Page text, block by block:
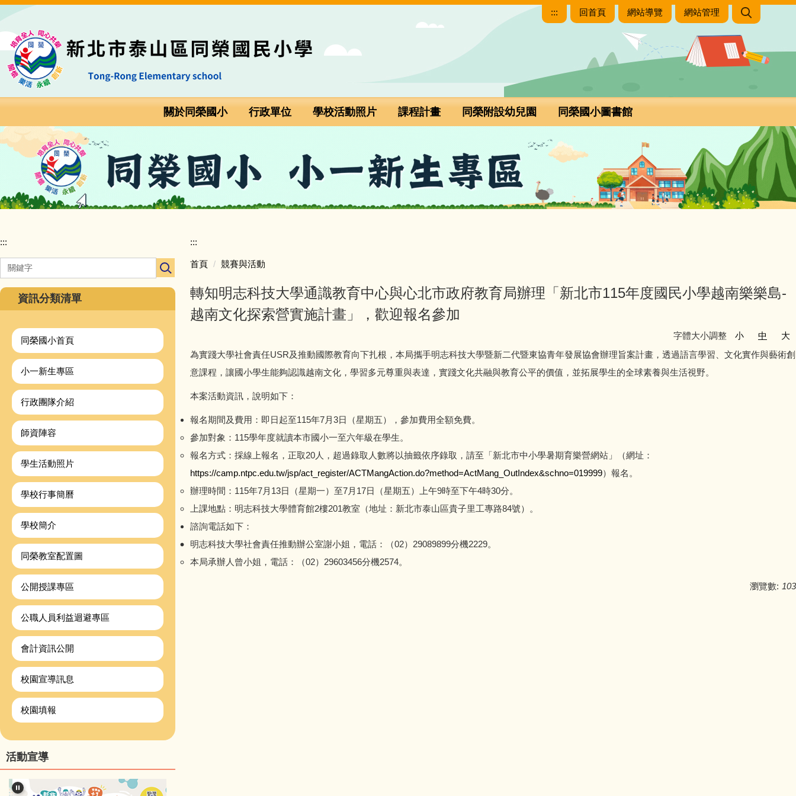
主
要
容
::: 回首頁 網站導覽 網站管理
關於同榮國小 行政單位 學校活動照片 課程計畫 同榮附設幼兒園 同榮國小圖書館
:::
資訊分類清單
同榮國小首頁
小一新生專區
行政團隊介紹
師資陣容
學生活動照片
學校行事簡曆
學校簡介
同榮教室配置圖
公開授課專區
公職人員利益迴避專區
會計資訊公開
校園宣導訊息
校園填報
活動宣導
:::
首頁 競賽與活動
轉知明志科技大學通識教育中心與心北市政府教育局辦理「新北市115年度國民小學越南樂樂島-
越南文化探索營實施計畫」，歡迎報名參加
字體大小調整 小 中
大
為實踐大學社會責任USR及推動國際教育向下扎根，本局攜手明志科技大學暨新二代暨東協青年發展協會辦理旨案計畫，透過語言學習、文化實作與藝術創
意課程，讓國小學生能夠認識越南文化，學習多元尊重與表達，實踐文化共融與教育公平的價值，並拓展學生的全球素養與生活視野。
本案活動資訊，說明如下：
報名期間及費用：即日起至115年7月3日（星期五），參加費用全額免費。
參加對象：115學年度就讀本市國小一至六年級在學生。
報名方式：採線上報名，正取20人，超過錄取人數將以抽籤依序錄取，請至「新北市中小學暑期育樂營網站」（網址：
https://camp.ntpc.edu.tw/jsp/act_register/ACTMangAction.do?method=ActMang_OutIndex&schno=019999）報名。
辦理時間：115年7月13日（星期一）至7月17日（星期五）上午9時至下午4時30分。
上課地點：明志科技大學體育館2樓201教室（地址：新北市泰山區貴子里工專路84號）。
諮詢電話如下：
明志科技大學社會責任推動辦公室謝小姐，電話：（02）29089899分機2229。
本局承辦人曾小姐，電話：（02）29603456分機2574。
瀏覽數: 103